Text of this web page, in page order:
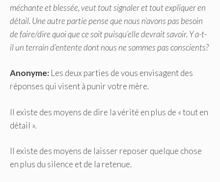
méchante et blessée, veut tout signaler et tout expliquer en
détail. Une autre partie pense que nous n’avons pas besoin
de faire/dire quoi que ce soit puisqu’elle devrait savoir. Y a-t-
il un terrain d’entente dont nous ne sommes pas conscients?
Anonyme: Les deux parties de vous envisagent des
réponses qui visent à punir votre mère.
Il existe des moyens de dire la vérité en plus de « tout en
détail ».
Il existe des moyens de laisser reposer quelque chose
en plus du silence et de la retenue.